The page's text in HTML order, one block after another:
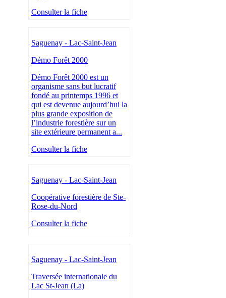
Consulter la fiche
Saguenay - Lac-Saint-Jean
Démo Forêt 2000
Démo Forêt 2000 est un
organisme sans but lucratif
fondé au printemps 1996 et
qui est devenue aujourd’hui la
plus grande exposition de
l’industrie forestière sur un
site extérieure permanent a...
Consulter la fiche
Saguenay - Lac-Saint-Jean
Coopérative forestière de Ste-
Rose-du-Nord
Consulter la fiche
Saguenay - Lac-Saint-Jean
Traversée internationale du
Lac St-Jean (La)